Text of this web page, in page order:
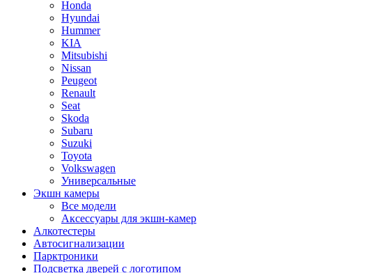
Honda
Hyundai
Hummer
KIA
Mitsubishi
Nissan
Peugeot
Renault
Seat
Skoda
Subaru
Suzuki
Toyota
Volkswagen
Универсальные
Экшн камеры
Все модели
Аксессуары для экшн-камер
Алкотестеры
Автосигнализации
Парктроники
Подсветка дверей с логотипом